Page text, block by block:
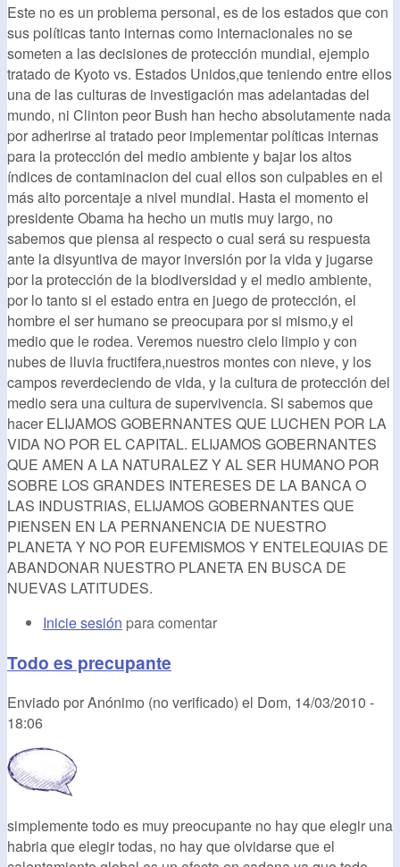
Este no es un problema personal, es de los estados que con
sus políticas tanto internas como internacionales no se
someten a las decisiones de protección mundial, ejemplo
tratado de Kyoto vs. Estados Unidos,que teniendo entre ellos
una de las culturas de investigación mas adelantadas del
mundo, ni Clinton peor Bush han hecho absolutamente nada
por adherirse al tratado peor implementar políticas internas
para la protección del medio ambiente y bajar los altos
índices de contaminacion del cual ellos son culpables en el
más alto porcentaje a nivel mundial. Hasta el momento el
presidente Obama ha hecho un mutis muy largo, no
sabemos que piensa al respecto o cual será su respuesta
ante la disyuntiva de mayor inversión por la vida y jugarse
por la protección de la biodiversidad y el medio ambiente,
por lo tanto si el estado entra en juego de protección, el
hombre el ser humano se preocupara por si mismo,y el
medio que le rodea. Veremos nuestro cielo limpio y con
nubes de lluvia fructifera,nuestros montes con nieve, y los
campos reverdeciendo de vida, y la cultura de protección del
medio sera una cultura de supervivencia. Si sabemos que
hacer ELIJAMOS GOBERNANTES QUE LUCHEN POR LA
VIDA NO POR EL CAPITAL. ELIJAMOS GOBERNANTES
QUE AMEN A LA NATURALEZ Y AL SER HUMANO POR
SOBRE LOS GRANDES INTERESES DE LA BANCA O
LAS INDUSTRIAS, ELIJAMOS GOBERNANTES QUE
PIENSEN EN LA PERNANENCIA DE NUESTRO
PLANETA Y NO POR EUFEMISMOS Y ENTELEQUIAS DE
ABANDONAR NUESTRO PLANETA EN BUSCA DE
NUEVAS LATITUDES.
Inicie sesión para comentar
Todo es precupante
Enviado porAnónimo (no verificado) el Dom, 14/03/2010 -
18:06
simplemente todo es muy preocupante no hay que elegir una
habria que elegir todas, no hay que olvidarse que el